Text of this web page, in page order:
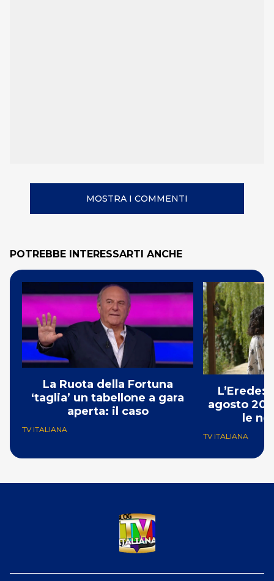
MOSTRA I COMMENTI
POTREBBE INTERESSARTI ANCHE
La Ruota della Fortuna
‘taglia’ un tabellone a gara
aperta: il caso
TV ITALIANA
L’Erede:
agosto
le
TV ITALIANA